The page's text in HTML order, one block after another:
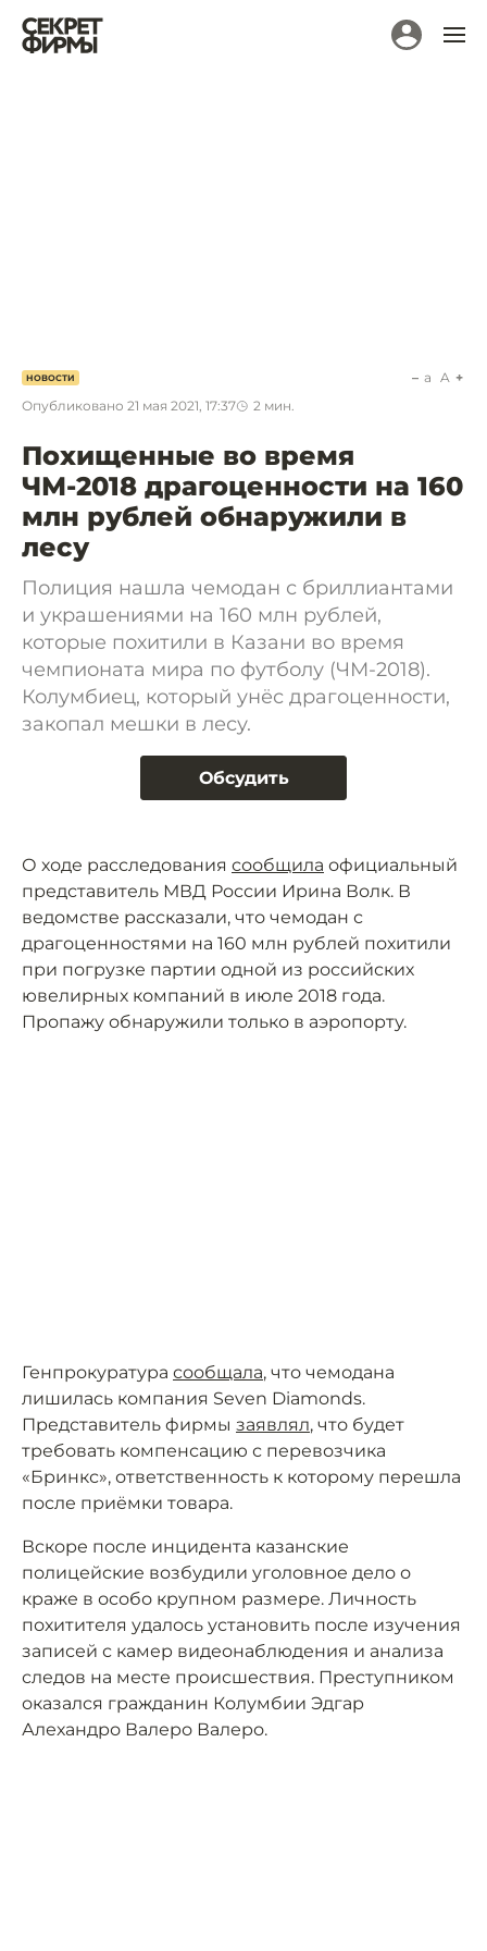
НОВОСТИ
Опубликовано 21 мая 2021, 17:37 2 мин.
a A
Похищенные во время
ЧМ-2018 драгоценности на 160
млн рублей обнаружили в
лесу
Полиция нашла чемодан с бриллиантами
и украшениями на 160 млн рублей,
которые похитили в Казани во время
чемпионата мира по футболу (ЧМ-2018).
Колумбиец, который унёс драгоценности,
закопал мешки в лесу.
Обсудить
О ходе расследования сообщила официальный
представитель МВД России Ирина Волк. В
ведомстве рассказали, что чемодан с
драгоценностями на 160 млн рублей похитили
при погрузке партии одной из российских
ювелирных компаний в июле 2018 года.
Пропажу обнаружили только в аэропорту.
Генпрокуратура сообщала, что чемодана
лишилась компания Seven Diamonds.
Представитель фирмы заявлял, что будет
требовать компенсацию с перевозчика
«Бринкс», ответственность к которому перешла
после приёмки товара.
Вскоре после инцидента казанские
полицейские возбудили уголовное дело о
краже в особо крупном размере. Личность
похитителя удалось установить после изучения
записей с камер видеонаблюдения и анализа
следов на месте происшествия. Преступником
оказался гражданин Колумбии Эдгар
Алехандро Валеро Валеро.